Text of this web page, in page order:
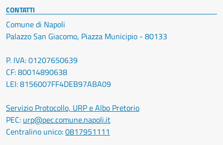
CONTATTI
Comune di Napoli
Palazzo San Giacomo, Piazza Municipio - 80133
P. IVA: 01207650639
CF: 80014890638
LEI: 8156007FF4DEB97ABA09
Servizio Protocollo, URP e Albo Pretorio
PEC: urp@pec.comune.napoli.it
Centralino unico:0817951111